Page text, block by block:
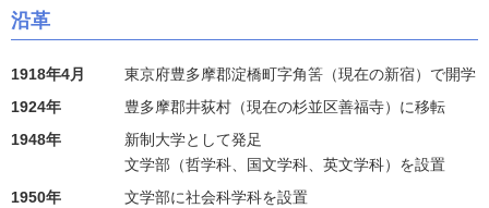
沿革
1918年4月
東京府豊多摩郡淀橋町字角筈（現在の新宿）で開学
1924年
豊多摩郡井荻村（現在の杉並区善福寺）に移転
1948年
新制大学として発足
文学部（哲学科、国文学科、英文学科）を設置
1950年
文学部に社会科学科を設置